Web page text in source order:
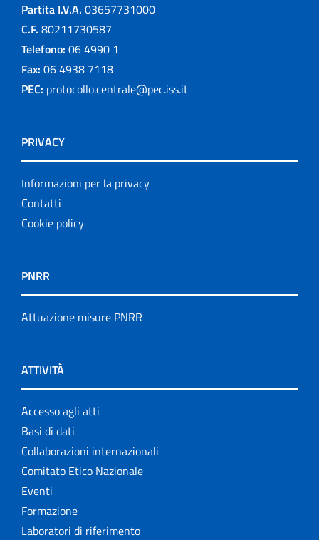
Partita I.V.A. 03657731000
C.F. 80211730587
Telefono: 06 4990 1
Fax: 06 4938 7118
PEC: protocollo.centrale@pec.iss.it
PRIVACY
Informazioni per la privacy
Contatti
Cookie policy
PNRR
Attuazione misure PNRR
ATTIVITÀ
Accesso agli atti
Basi di dati
Collaborazioni internazionali
Comitato Etico Nazionale
Eventi
Formazione
Laboratori di riferimento